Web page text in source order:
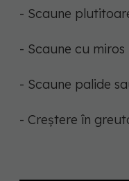
- Scaune
- Scaune cu
- Scaune palide
- Creștere în